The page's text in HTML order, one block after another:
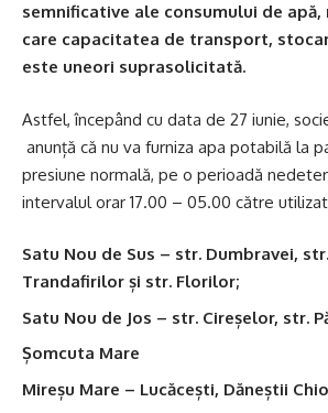
semnificative ale consumului de
care capacitatea de transport,
este uneori suprasolicitată.
Astfel, începând cu data de 27 iunie,
anunță că nu va furniza apa potabilă la
presiune normală, pe o perioadă
intervalul orar 17.00 – 05.00 către
Satu Nou de Sus – str. Dumbravei,
Trandafirilor și str. Florilor;
Satu Nou de Jos – str. Cireșelor, str.
Șomcuta Mare
Mireșu Mare – Lucăcești, Dăneștii